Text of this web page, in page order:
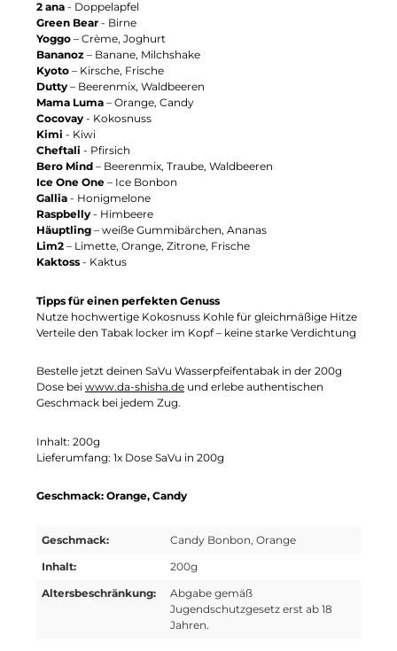
2 ana - Doppelapfel
Green Bear - Birne
Yoggo – Crème, Joghurt
Bananoz – Banane, Milchshake
Kyoto – Kirsche, Frische
Dutty – Beerenmix, Waldbeeren
Mama Luma – Orange, Candy
Cocovay - Kokosnuss
Kimi - Kiwi
Cheftali - Pfirsich
Bero Mind – Beerenmix, Traube, Waldbeeren
Ice One One – Ice Bonbon
Gallia - Honigmelone
Raspbelly - Himbeere
Häuptling – weiße Gummibärchen, Ananas
Lim2 – Limette, Orange, Zitrone, Frische
Kaktoss - Kaktus
Tipps für einen perfekten Genuss
Nutze hochwertige Kokosnuss Kohle für gleichmäßige Hitze
Verteile den Tabak locker im Kopf – keine starke Verdichtung
Bestelle jetzt deinen SaVu Wasserpfeifentabak in der 200g
Dose bei www.da-shisha.de und erlebe authentischen
Geschmack bei jedem Zug.
Inhalt: 200g
Lieferumfang: 1x Dose SaVu in 200g
Geschmack: Orange, Candy
Geschmack:
Candy Bonbon, Orange
Inhalt:
200g
Altersbeschränkung:
Abgabe gemäß
Jugendschutzgesetz erst ab 18
Jahren.